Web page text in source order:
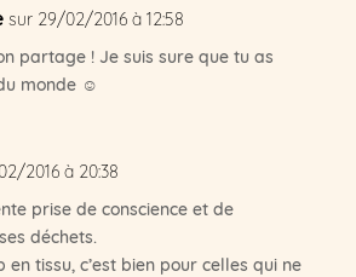
sur 29/02/2016 à 12:58
partage ! Je suis sure que tu as
monde ☺
2016 à 20:38
prise de conscience et de
déchets.
tissu, c’est bien pour celles qui ne